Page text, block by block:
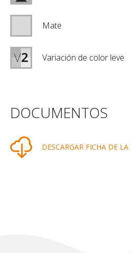
Mate
Variación de color leve
DOCUMENTOS
DESCARGAR FICHA DE